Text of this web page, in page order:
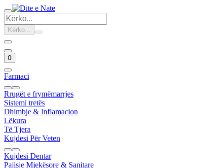
Kërko...
0
Farmaci
Rrugët e frymëmarrjes
Sistemi tretës
Dhimbje & Inflamacion
Lëkura
Të Tjera
Kujdesi Për Veten
Kujdesi Dentar
Pajisje Mjekësore & Sanitare